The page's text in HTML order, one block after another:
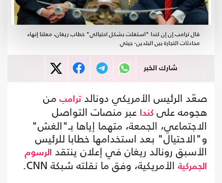
قال ترامب إن إن كندا "استغلت بشكل احتيالي" خطاب ريغان، معلنا إنهاء
محادثات التجارة بين البلدين- جيتي
شارك الخبر
صعّد الرئيس الأمريكي دونالد ترامب من
هجومه على كندا
عبر منصات التواصل
الاجتماعي، الجمعة، متهما إياها بـ"الغش"
و"الاحتيال" بعد استخدامها خطابا للرئيس
الأسبق رونالد ريغان في إعلان ينتقد
الرسوم
الجمركية الأمريكية، وفق ما نقلته شبكة CNN.